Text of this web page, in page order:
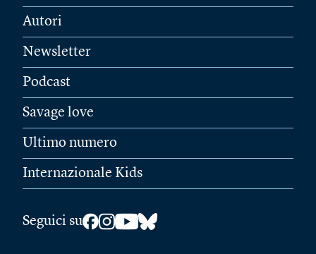
Autori
Newsletter
Podcast
Savage love
Ultimo numero
Internazionale Kids
Seguici su